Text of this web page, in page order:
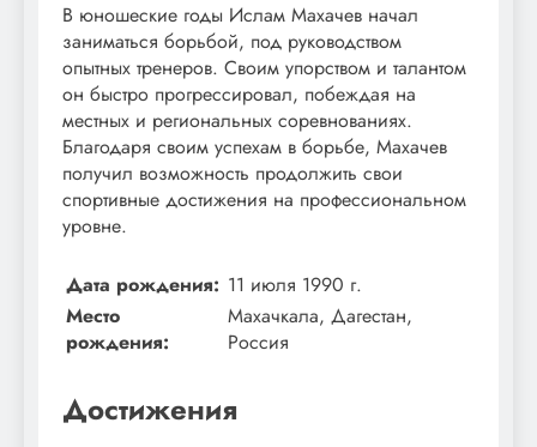
В юношеские годы Ислам Махачев начал
заниматься борьбой, под руководством
опытных тренеров. Своим упорством и талантом
он быстро прогрессировал, побеждая на
местных и региональных соревнованиях.
Благодаря своим успехам в борьбе, Махачев
получил возможность продолжить свои
спортивные достижения на профессиональном
уровне.
Дата рождения: 11 июля 1990 г.
Место
рождения:
Махачкала, Дагестан,
Россия
Достижения